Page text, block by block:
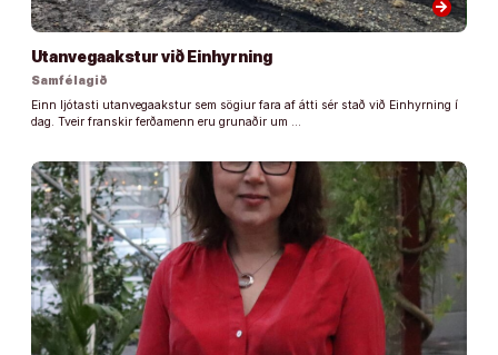
arrow_forward
Utanvegaakstur við Einhyrning
Samfélagið
Einn ljótasti utanvegaakstur sem sögiur fara af átti sér stað við Einhyrning í
dag. Tveir franskir ferðamenn eru grunaðir um …